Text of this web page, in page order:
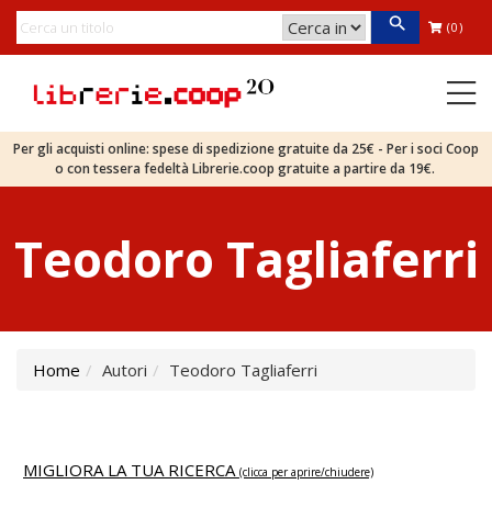
(0)
Per gli acquisti online: spese di spedizione gratuite da 25€ - Per i soci Coop
o con tessera fedeltà Librerie.coop gratuite a partire da 19€.
Teodoro Tagliaferri
Home Autori Teodoro Tagliaferri
MIGLIORA LA TUA RICERCA (clicca per aprire/chiudere)